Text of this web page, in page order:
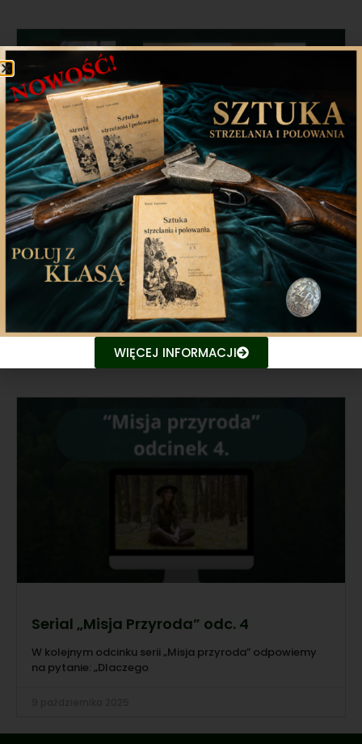
Historyczne porozumienie między
Polskim a Litewskim Związkiem
Łowieckim podpisane w Werkach
26 września 2025 roku w Pałacu w Werkach pod Wilnem
9 października 2025
Serial „Misja Przyroda” odc. 4
W kolejnym odcinku serii „Misja przyroda” odpowiemy
na pytanie: „Dlaczego
WIĘCEJ INFORMACJI